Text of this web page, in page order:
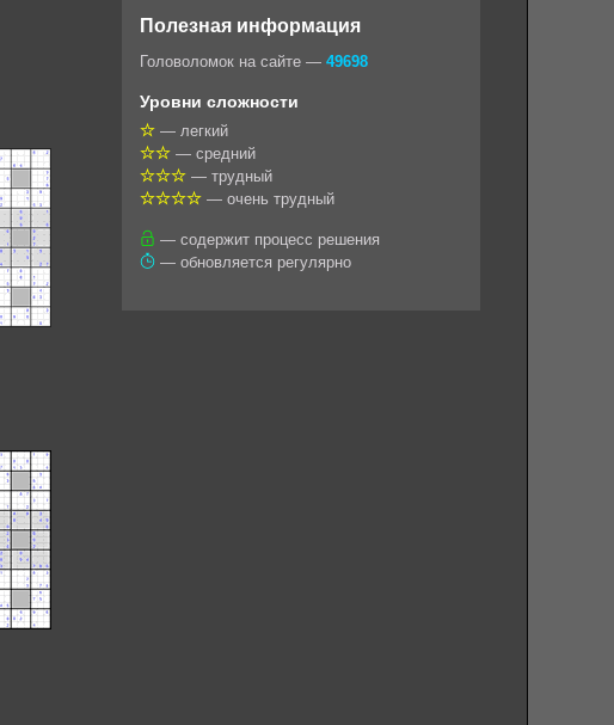
o
k
a
s
s
n
i
e
g
t
l
Полезная информация
Головоломок на сайте — 49698
Уровни сложности
— легкий
— средний
— трудный
— очень трудный
— содержит процесс решения
— обновляется регулярно